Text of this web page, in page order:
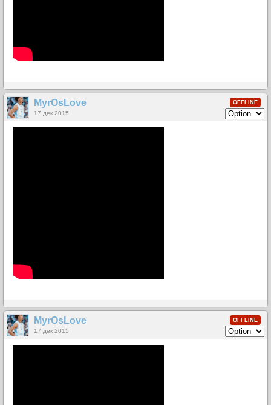
OFFLINE
MyrOsLove
17 дек 2015
OFFLINE
MyrOsLove
17 дек 2015